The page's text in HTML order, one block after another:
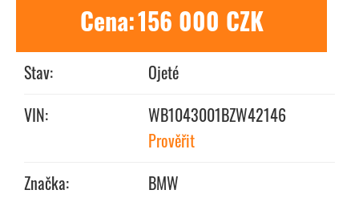
Cena:156 000 CZK
Stav:
Ojeté
VIN:
WB1043001BZW42146
Prověřit
Značka:
BMW